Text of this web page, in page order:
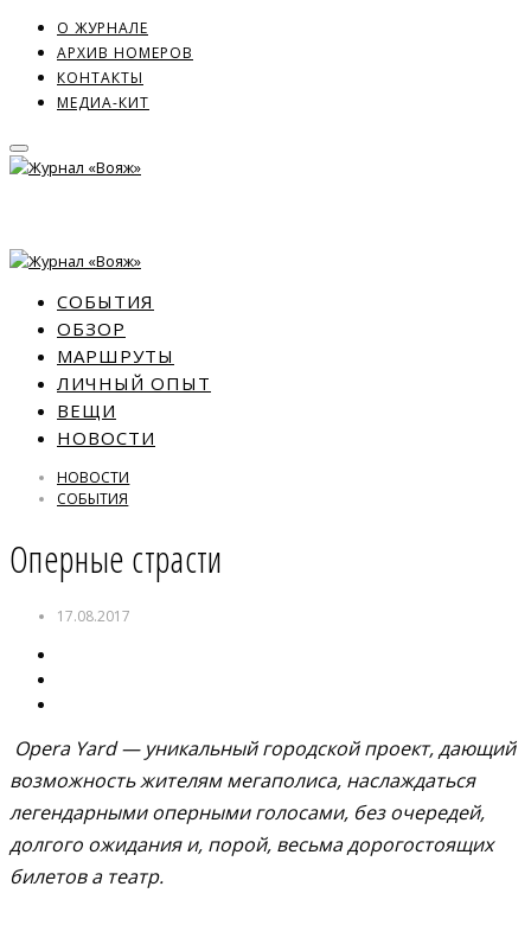
О ЖУРНАЛЕ
АРХИВ НОМЕРОВ
КОНТАКТЫ
МЕДИА-КИТ
СОБЫТИЯ
ОБЗОР
МАРШРУТЫ
ЛИЧНЫЙ ОПЫТ
ВЕЩИ
НОВОСТИ
НОВОСТИ
СОБЫТИЯ
Оперные страсти
17.08.2017
Opera Yard — уникальный городской проект, дающий
возможность жителям мегаполиса, наслаждаться
легендарными оперными голосами, без очередей,
долгого ожидания и, порой, весьма дорогостоящих
билетов а театр.